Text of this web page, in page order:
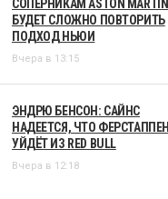
СОПЕРНИКАМ ASTON MARTIN
БУДЕТ СЛОЖНО ПОВТОРИТЬ
ПОДХОД НЬЮИ
Вчера в 13:15
ЭНДРЮ БЕНСОН: САЙНС
НАДЕЕТСЯ, ЧТО ФЕРСТАППЕН
УЙДЁТ ИЗ RED BULL
Вчера в 12:18